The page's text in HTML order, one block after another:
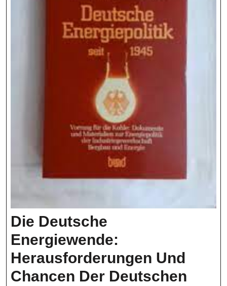
Die Deutsche
Energiewende:
Herausforderungen Und
Chancen Der Deutschen